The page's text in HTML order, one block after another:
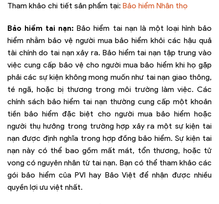
Tham khảo chi tiết sản phẩm tại: Bảo hiểm Nhân thọ
Bảo hiểm tai nạn:Bảo hiểm tai nạn là một loại hình bảo
hiểm nhằm bảo vệ người mua bảo hiểm khỏi các hậu quả
tài chính do tai nạn xảy ra. Bảo hiểm tai nạn tập trung vào
việc cung cấp bảo vệ cho người mua bảo hiểm khi họ gặp
phải các sự kiện không mong muốn như tai nạn giao thông,
té ngã, hoặc bị thương trong môi trường làm việc. Các
chính sách bảo hiểm tai nạn thường cung cấp một khoản
tiền bảo hiểm đặc biệt cho người mua bảo hiểm hoặc
người thụ hưởng trong trường hợp xảy ra một sự kiện tai
nạn được định nghĩa trong hợp đồng bảo hiểm. Sự kiện tai
nạn này có thể bao gồm mất mát, tổn thương, hoặc tử
vong có nguyên nhân từ tai nạn. Bạn có thể tham khảo các
gói bảo hiểm của PVI hay Bảo Việt để nhận được nhiều
quyền lợi ưu việt nhất.